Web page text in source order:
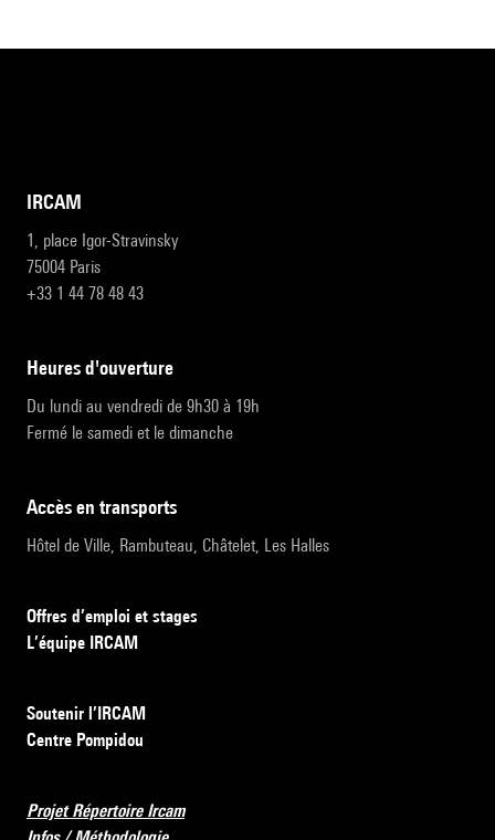
IRCAM
1, place Igor-Stravinsky
75004 Paris
+33 1 44 78 48 43
heures d'ouverture
Du lundi au vendredi de 9h30 à 19h
Fermé le samedi et le dimanche
accès en transports
Hôtel de Ville, Rambuteau, Châtelet, Les Halles
Offres d’emploi et stages
L’équipe IRCAM
Soutenir l’IRCAM
Centre Pompidou
Projet Répertoire Ircam